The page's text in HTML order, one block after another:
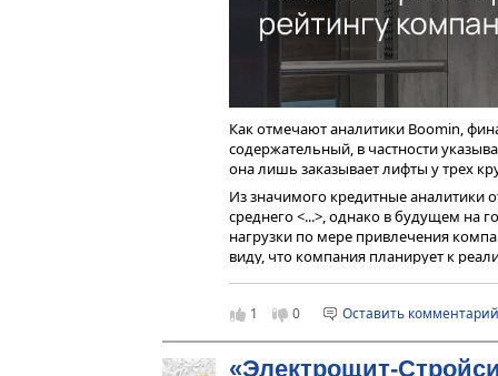
Объем торгов выпуском серии
показателя предыдущего месяца.
мае цена облигаций осталась ниже
Как отмечают аналитики Boomin,
содержательный, в частности
она лишь заказывает лифты у трех
Из значимого кредитные аналитики
среднего <...>, однако в будущем на
нагрузки по мере привлечения
виду, что компания планирует к
Также интересен комментарий
прогнозную ликвидность
горизонте года от отчетной даты с
полностью покрывает плановые
Проанализировав отчетность за
1 0 Оставить комментарий
«Электрощит-